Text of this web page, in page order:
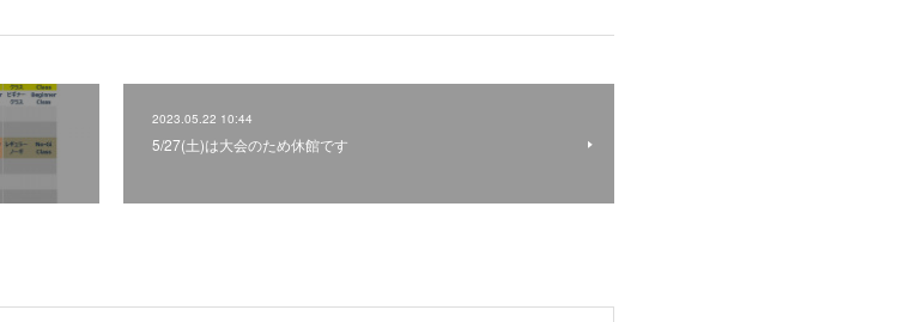
2023.05.22 10:44
5/27(土)は大会のため休館です